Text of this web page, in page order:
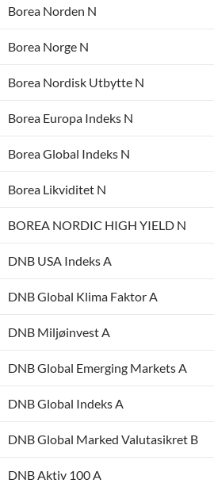
Borea Norden N
Borea Norge N
Borea Nordisk Utbytte N
Borea Europa Indeks N
Borea Global Indeks N
Borea Likviditet N
BOREA NORDIC HIGH YIELD N
DNB USA Indeks A
DNB Global Klima Faktor A
DNB Miljøinvest A
DNB Global Emerging Markets A
DNB Global Indeks A
DNB Global Marked Valutasikret B
DNB Aktiv 100 A